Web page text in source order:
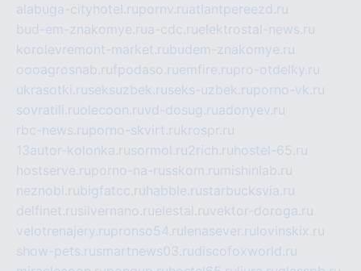
alabuga-cityhotel.rupornv.ruatlantpereezd.ru
bud-em-znakomye.rua-cdc.ruelektrostal-news.ru
korolevremont-market.rubudem-znakomye.ru
oooagrosnab.rufpodaso.ruemfire.rupro-otdelky.ru
ukrasotki.ruseksuzbek.ruseks-uzbek.ruporno-vk.ru
sovratili.ruolecoon.ruvd-dosug.ruadonyev.ru
rbc-news.ruporno-skvirt.rukrospr.ru
13autor-kolonka.rusormol.ru2rich.ru hostel-65.ru
hostserve.ruporno-na-russkom.ru mishinlab.ru
neznobi.rubigfatcc.ru habble.rustarbucksvia.ru
delfinet.rusilvernano.ruelestal.ruvektor-doroga.ru
velotrenajery.rupronso54.ru lenasever.ru lovinskix.ru
show-pets.rusmartnews03.rudiscofoxworld.ru